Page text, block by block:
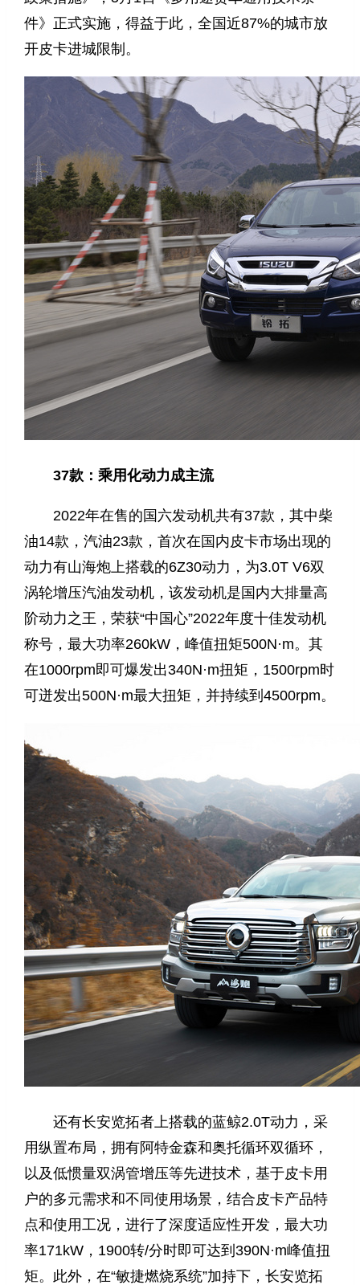
件》正式实施，得益于此，全国近87%的城市放
开皮卡进城限制。
37款：乘用化动力成主流
2022年在售的国六发动机共有37款，其中柴
油14款，汽油23款，首次在国内皮卡市场出现的
动力有山海炮上搭载的6Z30动力，为3.0T V6双
涡轮增压汽油发动机，该发动机是国内大排量高
阶动力之王，荣获“中国心”2022年度十佳发动机
称号，最大功率260kW，峰值扭矩500N·m。其
在1000rpm即可爆发出340N·m扭矩，1500rpm时
可迸发出500N·m最大扭矩，并持续到4500rpm。
还有长安览拓者上搭载的蓝鲸2.0T动力，采
用纵置布局，拥有阿特金森和奥托循环双循环，
以及低惯量双涡管增压等先进技术，基于皮卡用
户的多元需求和不同使用场景，结合皮卡产品特
点和使用工况，进行了深度适应性开发，最大功
率171kW，1900转/分时即可达到390N·m峰值扭
矩。此外，在“敏捷燃烧系统”加持下，长安览拓